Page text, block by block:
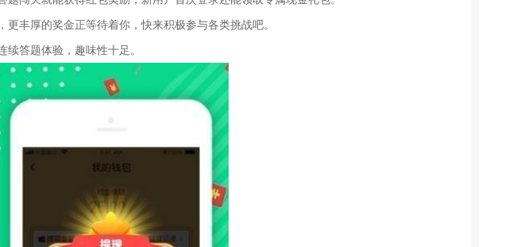
丰厚的奖金正等待着你，快来积极参与各类挑战吧。
答题体验，趣味性十足。